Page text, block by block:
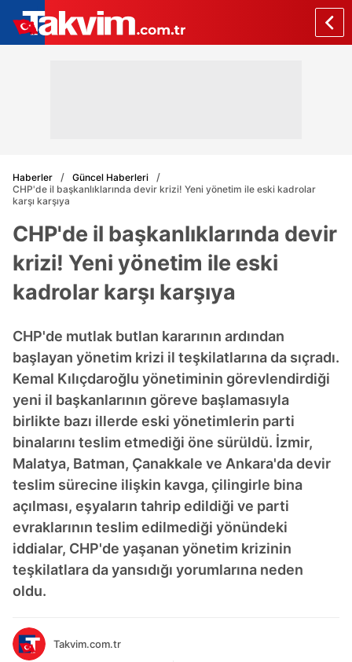
Haberler
Güncel Haberleri
CHP'de il başkanlıklarında devir krizi! Yeni yönetim ile eski kadrolar
karşı karşıya
CHP'de il başkanlıklarında devir
krizi! Yeni yönetim ile eski
kadrolar karşı karşıya
CHP'de mutlak butlan kararının ardından
başlayan yönetim krizi il teşkilatlarına da sıçradı.
Kemal Kılıçdaroğlu yönetiminin görevlendirdiği
yeni il başkanlarının göreve başlamasıyla
birlikte bazı illerde eski yönetimlerin parti
binalarını teslim etmediği öne sürüldü. İzmir,
Malatya, Batman, Çanakkale ve Ankara'da devir
teslim sürecine ilişkin kavga, çilingirle bina
açılması, eşyaların tahrip edildiği ve parti
evraklarının teslim edilmediği yönündeki
iddialar, CHP'de yaşanan yönetim krizinin
teşkilatlara da yansıdığı yorumlarına neden
oldu.
Takvim.com.tr